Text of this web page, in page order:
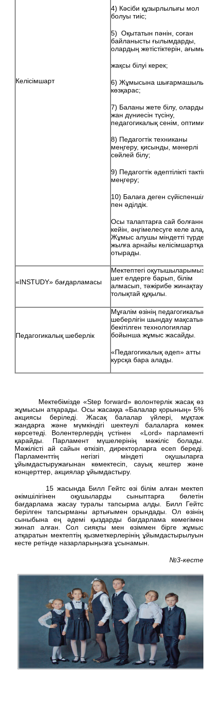
Келісімшарт
4) Кәсіби құзырлылығы мол
болуы тиіс;
5) Оқытатын пәнін, соған
байланысты ғылымдарды,
олардың жетістіктерін, ағымын
жақсы білуі керек;
6) Жұмысына шығармашылық
көзқарас;
7) Баланы жете білу, олардың
жан дүниесін түсіну,
педагогикалық сенім, оптимизм;
8) Педагогтік техниканы
меңгеру, қисынды, мәнерлі
сөйлей білу;
9) Педагогтік әдептілікті тактіні
меңгеру;
10) Балаға деген сүйіспеншілік
пен әділдік.
Осы талаптарға сай болғаннан
кейін, әңгімелесуге келе алады.
Жұмыс алушы міндетті түрде 8
жылға арнайы келісімшартқа
отырады.
«INSTUDY» бағдарламасы
Мектептегі оқутышыларымызды
шет елдерге барып, білім
алмасып, тәжірибе жинақтауына
толықтай құқылы.
Педагогикалық шеберлік
Мұғалім өзінің педагогикалық
шеберлігін шындау мақсатында
бекітілген технологиялар
бойынша жұмыс жасайды.
«Педагогикалық әдеп» атты
курсқа бара алады.
Мектебімізде «Step forward» волонтерлік жасақ өз
жұмысын атқарады. Осы жасаққа «Балалар қорының» 5%
акциясы беріледі. Жасақ балалар үйлері, мұқтаж
жандарға және мүмкіндігі шектеулі балаларға көмек
көрсетеді. Волентерлердің үстінен «Lord» парламенті
қарайды. Парламент мүшелерінің мәжіліс болады.
Мәжілісті ай сайын өткізіп, директорларға есеп береді.
Парламенттің негізгі міндеті оқушыларға
ұйымдастыружағынан көмектесіп, сауық кештер және
концерттер, акциялар ұйымдастыру.
15 жасында Билл Гейтс өзі білім алған мектеп
әкімшілігінен оқушыларды сыныптарға бөлетін
бағдарлама жасау туралы тапсырма алды. Билл Гейтс
берілген тапсырманы артығымен орындады. Ол өзінің
сыныбына ең әдемі қыздарды бағдарлама көмегімен
жинап алған. Сол сияқты мен өзіммен бірге жұмыс
атқаратын мектептің қызметкерлерінің ұйымдастырылуын
кесте ретінде назарларыңызға ұсынамын.
№3-кесте